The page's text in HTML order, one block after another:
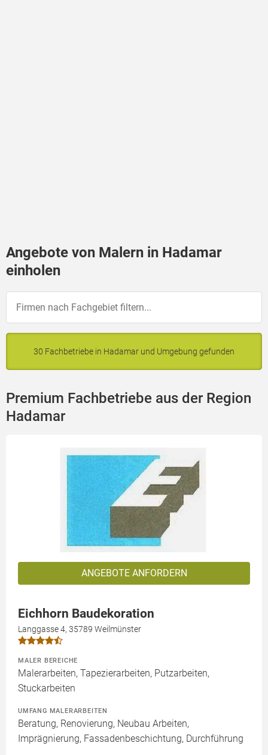
Angebote von Malern in Hadamar
einholen
30 Fachbetriebe in Hadamar und Umgebung gefunden
Premium Fachbetriebe aus der Region
Hadamar
ANGEBOTE ANFORDERN
Eichhorn Baudekoration
Langgasse 4, 35789 Weilmünster
MALER BEREICHE
Malerarbeiten, Tapezierarbeiten, Putzarbeiten,
Stuckarbeiten
UMFANG MALERARBEITEN
Beratung, Renovierung, Neubau Arbeiten,
Imprägnierung, Fassadenbeschichtung, Durchführung